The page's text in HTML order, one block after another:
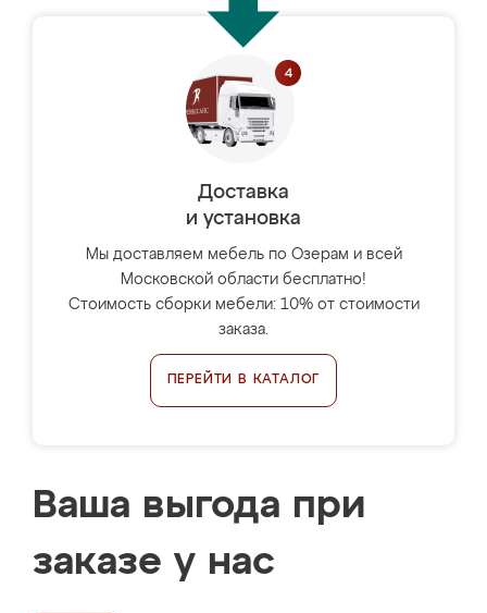
Доставка
и установка
Мы доставляем мебель по Озерам и всей
Московской области бесплатно!
Стоимость сборки мебели: 10% от стоимости
заказа.
ПЕРЕЙТИ В КАТАЛОГ
Ваша выгода при
заказе у нас